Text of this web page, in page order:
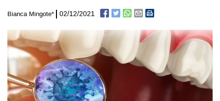
Bianca Mingote* 02/12/2021